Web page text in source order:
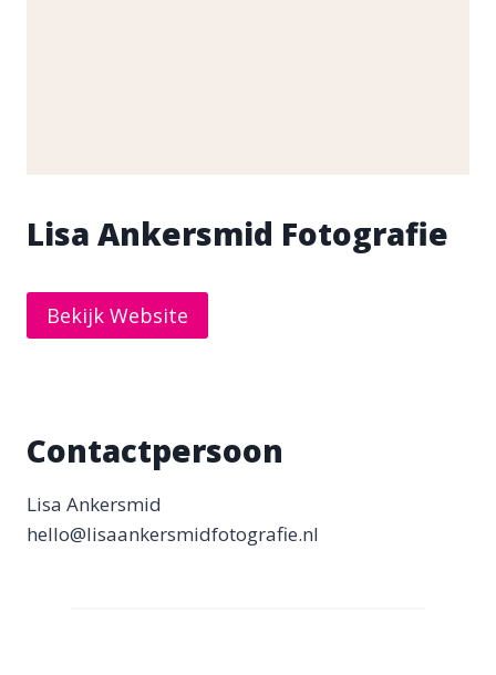
Lisa Ankersmid Fotografie
Bekijk Website
Contactpersoon
Lisa Ankersmid
hello@lisaankersmidfotografie.nl